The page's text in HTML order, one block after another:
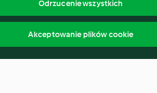
Odrzucenie wszystkich
Akceptowanie plików cookie